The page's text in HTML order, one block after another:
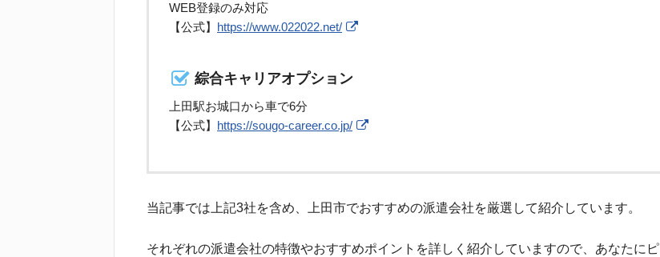
WEB登録のみ対応
【公式】
https://www.022022.net/
綜合キャリアオプション
上田駅お城口から車で6分
【公式】
https://sougo-career.co.jp/
当記事では上記3社を含め、上田市でおすすめの派遣会社を厳選して紹介しています。
それぞれの派遣会社の特徴やおすすめポイントを詳しく紹介していますので、あなたにピ